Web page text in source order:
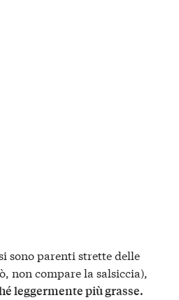
sono parenti strette delle
non compare la salsiccia),
leggermente più grasse.